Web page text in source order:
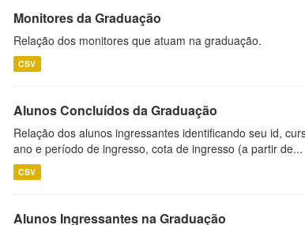
Monitores da Graduação
Relação dos monitores que atuam na graduação.
CSV
Alunos Concluídos da Graduação
Relação dos alunos ingressantes identificando seu id,
ano e período de ingresso, cota de ingresso (a partir de...
CSV
Alunos Ingressantes na Graduação